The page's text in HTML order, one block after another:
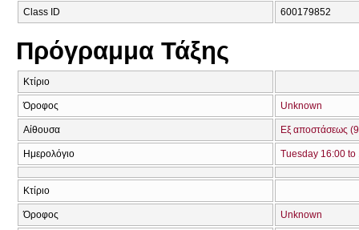
Class ID 600179852
Πρόγραμμα Τάξης
Κτίριο
Όροφος Unknown
Αίθουσα Εξ αποστάσεως
Ημερολόγιο Tuesday 16:00 to
Κτίριο
Όροφος Unknown